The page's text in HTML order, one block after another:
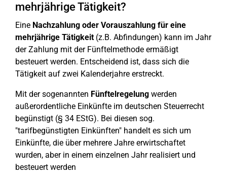
mehrjährige Tätigkeit?
Eine Nachzahlung oder Vorauszahlung für eine
mehrjährige Tätigkeit(z.B. Abfindungen) kann im Jahr
der Zahlung mit der Fünftelmethode ermäßigt
besteuert werden. Entscheidend ist, dass sich die
Tätigkeit auf zwei Kalenderjahre erstreckt.
Mit der sogenannten Fünftelregelung werden
außerordentliche Einkünfte im deutschen Steuerrecht
begünstigt (§ 34 EStG). Bei diesen sog.
"tarifbegünstigten Einkünften" handelt es sich um
Einkünfte, die über mehrere Jahre erwirtschaftet
wurden, aber in einem einzelnen Jahr realisiert und
besteuert werden